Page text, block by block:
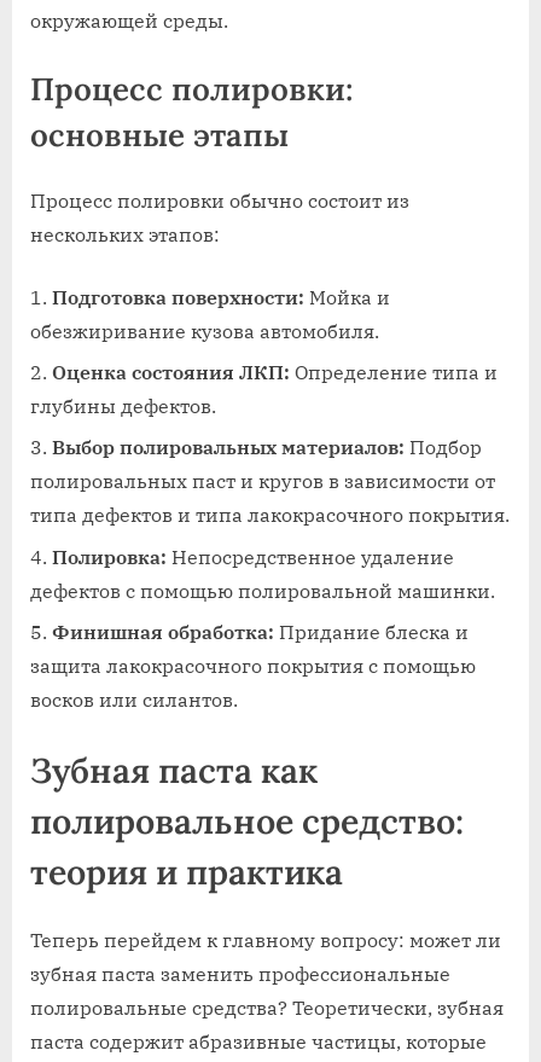
окружающей среды.
Процесс полировки:
основные этапы
Процесс полировки обычно состоит из
нескольких этапов:
Подготовка поверхности: Мойка и
обезжиривание кузова автомобиля.
Оценка состояния ЛКП: Определение типа и
глубины дефектов.
Выбор полировальных материалов: Подбор
полировальных паст и кругов в зависимости от
типа дефектов и типа лакокрасочного покрытия.
Полировка: Непосредственное удаление
дефектов с помощью полировальной машинки.
Финишная обработка: Придание блеска и
защита лакокрасочного покрытия с помощью
восков или силантов.
Зубная паста как
полировальное средство:
теория и практика
Теперь перейдем к главному вопросу: может ли
зубная паста заменить профессиональные
полировальные средства? Теоретически, зубная
паста содержит абразивные частицы, которые